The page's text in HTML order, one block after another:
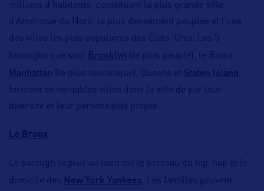
millions d’habitants, constituant la plus grande ville
d’Amérique du Nord, la plus densément peuplée et l’une
des villes les plus populaires des États-Unis. Les 5
boroughs que sont Brooklyn (le plus peuplé), le Bronx,
Manhattan (le plus touristique), Queens et Staten Island
forment de véritables villes dans la ville de par leur
diversité et leur personnalité propre.
Le Bronx
Le borough le plus au nord est le berceau du hip-hop et le
domicile des New York Yankees . Les familles peuvent